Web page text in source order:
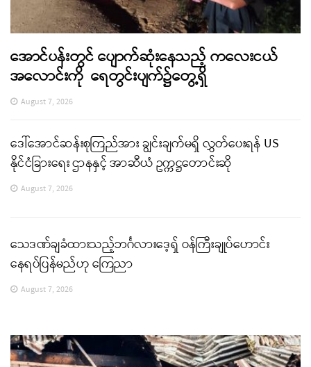
အောင်ပန်းတွင် ပျောက်ဆုံးနေသည့် ကလေးငယ်
အလောင်းကို ရေတွင်းပျက်၌တွေ့ရှိ
August 7, 2026
ဒေါ်အောင်ဆန်းစုကြည်အား ချွင်းချက်မရှိ လွှတ်ပေးရန် US
နိုင်ငံခြားရေး ဌာနနှင့် အာဆီယံ ဥက္ကဋ္ဌတောင်းဆို
August 7, 2026
သေဒဏ်ချခံထားသည့်ဘင်္ဂလားဒေ့ရှ် ဝန်ကြီးချုပ်ဟောင်း
နေရပ်ပြန်မည်ဟု ကြေညာ
August 7, 2026